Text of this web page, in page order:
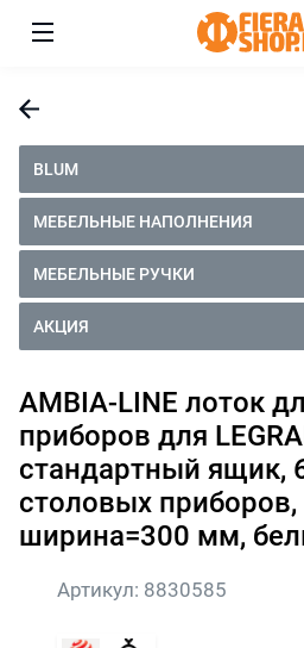
BLUM
МЕБЕЛЬНЫЕ НАПОЛНЕНИЯ
МЕБЕЛЬНЫЕ РУЧКИ
АКЦИЯ
AMBIA-LINE лоток
приборов для
стандартный ящик,
столовых
ширина=300 мм,
Артикул: 8830585